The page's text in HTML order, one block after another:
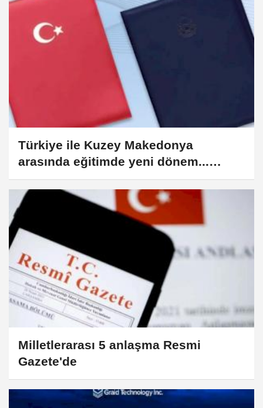
Türkiye ile Kuzey Makedonya
arasında eğitimde yeni dönem...
Kuzey Makedonya'da 'Türk Okulu'
açılacak
Milletlerarası 5 anlaşma Resmi
Gazete'de